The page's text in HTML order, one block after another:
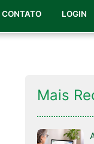
CONTATO LOGIN
Mais